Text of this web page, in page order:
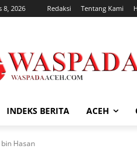
8, 2026 Redaksi Tentang Kami
INDEKS BERITA ACEH
Hasan